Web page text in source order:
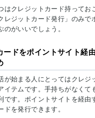
はクレジットカード持ってお
レジットカード発行」のみで
のがいいでしょう。
ードをポイントサイト経
が始まる人にとってはクレジ
イテムです。手持ちがなくて
です。ポイントサイトを経由
ドを発行できます。